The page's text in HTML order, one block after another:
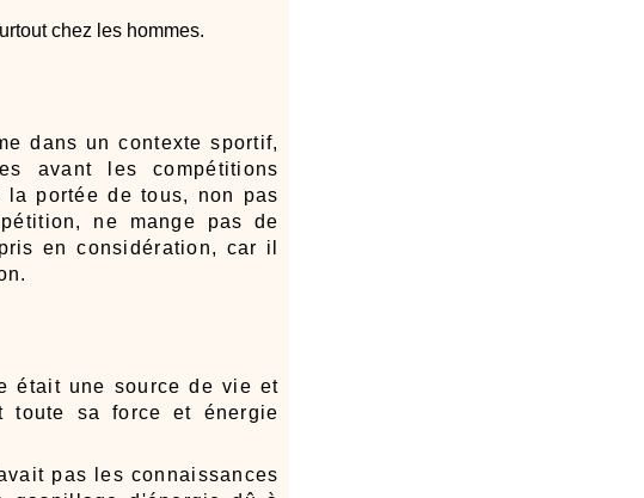
chez les hommes.
dans un contexte sportif,
avant les compétitions
portée de tous, non pas
ne mange pas de
en considération, car il
était une source de vie et
toute sa force et énergie
pas les connaissances